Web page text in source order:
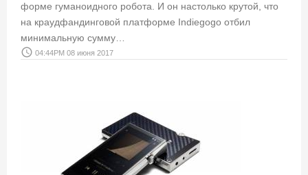
форме гуманоидного робота. И он настолько крутой, что
на краудфандинговой платформе Indiegogo отбил
минимальную сумму…
access_time 04:44PM 08 июня 2017